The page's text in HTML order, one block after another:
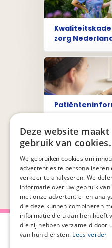
zorg
Pijn
Deze website maakt
gebruik van cookies.
We gebruiken cookies om
advertenties te personaliseren
verkeer te analyseren. We
informatie over uw gebruik van
met onze advertentie- en
die deze kunnen combineren
informatie die u aan hen heeft
die zij hebben verzameld door
van hun diensten. Lees verder